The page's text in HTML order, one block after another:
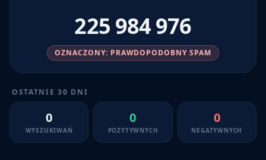
225 984 976
OZNACZONY: PRAWDOPODOBNY SPAM
OSTATNIE 30 DNI
0
WYSZUKIWAŃ
0
POZYTYWNYCH
0
NEGATYWNYCH